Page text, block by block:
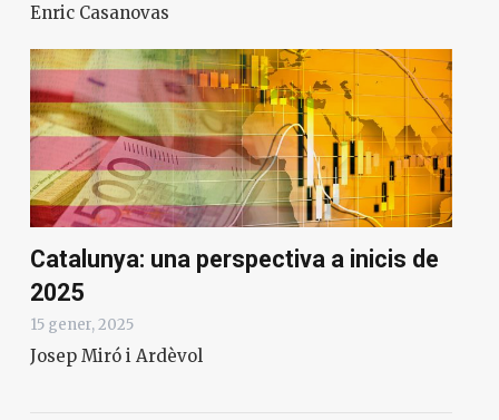
Enric Casanovas
Catalunya: una perspectiva a inicis de
2025
15 gener, 2025
Josep Miró i Ardèvol